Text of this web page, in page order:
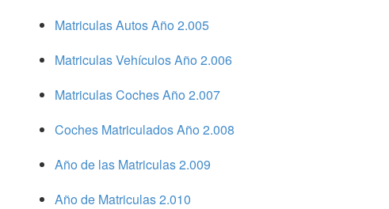
Matriculas Autos Año 2.005
Matriculas Vehículos Año 2.006
Matriculas Coches Año 2.007
Coches Matriculados Año 2.008
Año de las Matriculas 2.009
Año de Matriculas 2.010